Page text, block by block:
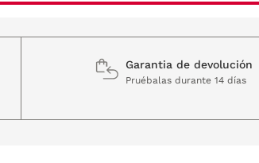
Garantia de devolución
Pruébalas durante 14 días